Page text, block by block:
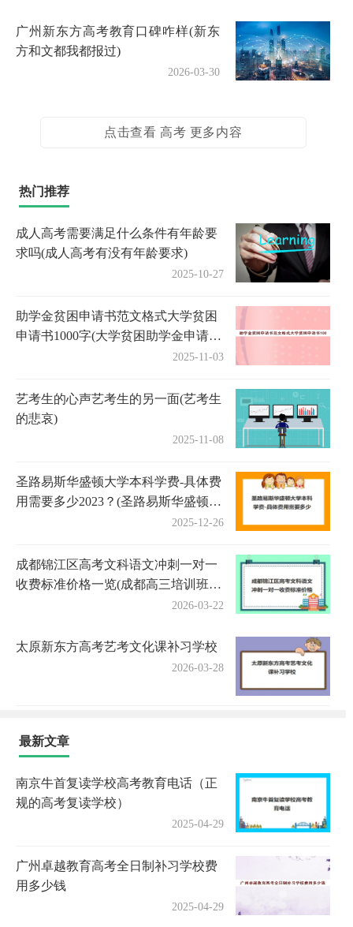
广州新东方高考教育口碑咋样(新东
方和文都我都报过)
2026-03-30
点击查看 高考 更多内容
热门推荐
成人高考需要满足什么条件有年龄要
求吗(成人高考有没有年龄要求)
2025-10-27
助学金贫困申请书范文格式大学贫困
申请书1000字(大学贫困助学金申请书
2025-11-03
艺考生的心声艺考生的另一面(艺考生
的悲哀)
2025-11-08
圣路易斯华盛顿大学本科学费-具体费
用需要多少2023？(圣路易斯华盛顿大
2025-12-26
成都锦江区高考文科语文冲刺一对一
收费标准价格一览(成都高三培训班收
2026-03-22
太原新东方高考艺考文化课补习学校
2026-03-28
最新文章
南京牛首复读学校高考教育电话（正
规的高考复读学校）
2025-04-29
广州卓越教育高考全日制补习学校费
用多少钱
2025-04-29